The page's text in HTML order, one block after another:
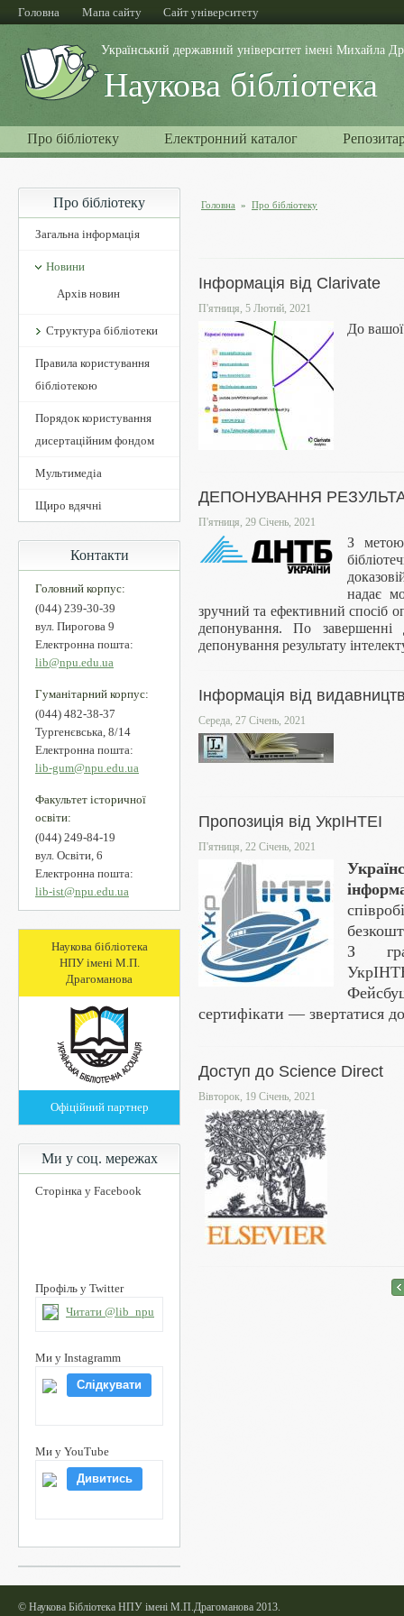
Перейти до основного матеріалу
Головна Мапа сайту Cайт університету
Український державний університет імені Михайла
Наукова бібліотека
Про бібліотеку Електронний каталог
Про бібліотеку
Загальна інформація
Новини
Архів новин
Структура бібліотеки
Правила користування
бібліотекою
Порядок користування
дисертаційним фондом
Мультимедіа
Щиро вдячні
Контакти
Головний корпус:
(044) 239-30-39
вул. Пирогова 9
Електронна пошта:
lib@npu.edu.ua
Гуманітарний корпус:
(044) 482-38-37
Тургенєвська, 8/14
Електронна пошта:
lib-gum@npu.edu.ua
Факультет історичної
освіти:
(044) 249-84-19
вул. Освіти, 6
Електронна пошта:
lib-ist@npu.edu.ua
Наукова бібліотека
НПУ імені М.П.
Драгоманова
Офіційний партнер
Ми у соц. мережах
Сторінка у Facebook
Профіль у Twitter
Читати @lib_npu
Ми у Instagramm
Слідкувати
Ми у YouTube
Дивитись
Ви є тут
Головна » Про бібліотеку
Інформація від Clarivate
П'ятниця, 5 Лютий, 2021
До вашої
ДЕПОНУВАННЯ
П'ятниця, 29 Січень, 2021
З метою
надає
зручний та ефективний спосіб
депонування. По завершенні
депонування результату
Інформація від
Середа, 27 Січень, 2021
Пропозиція від УкрІНТЕІ
П'ятниця, 22 Січень, 2021
З
сертифікати — звертатися до
Доступ до Science Direct
Вівторок, 19 Січень, 2021
<
© Наукова Бібліотека НПУ імені М.П.Драгоманова 2013.